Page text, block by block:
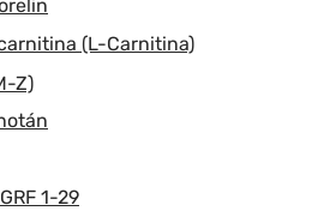
(L-Carnitina)
Z)
1-29